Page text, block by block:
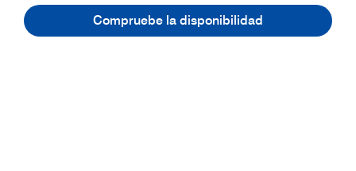
Compruebe la disponibilidad